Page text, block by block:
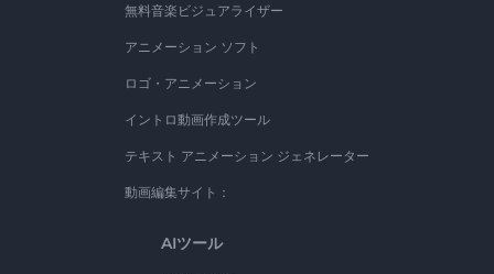
無料音楽ビジュアライザー
アニメーション ソフト
ロゴ・アニメーション
イントロ動画作成ツール
テキスト アニメーション ジェネレーター
動画編集サイト：
AIツール